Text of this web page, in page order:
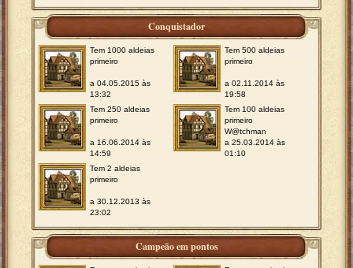
Conquistador
Tem 1000 aldeias
primeiro
a 04.05.2015 às
13:32
Tem 500 aldeias
primeiro
a 02.11.2014 às
19:58
Tem 250 aldeias
primeiro
a 16.06.2014 às
14:59
Tem 100 aldeias
primeiro
W@tchman
a 25.03.2014 às
01:10
Tem 2 aldeias
primeiro
a 30.12.2013 às
23:02
Campeão em pontos